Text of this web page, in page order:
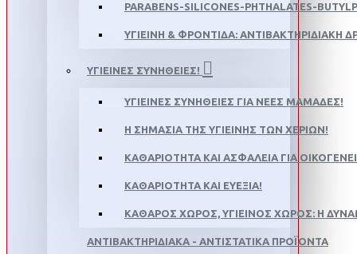
PARABENS-SILICONES-PHTHALATES-
ΥΓΙΕΙΝΉ & ΦΡΟΝΤΊΔΑ: ΑΝΤΙΒΑΚΤΗΡΙΔΙΑΚΉ
ΥΓΙΕΙΝΈΣ ΣΥΝΉΘΕΙΕΣ!
ΥΓΙΕΙΝΈΣ ΣΥΝΉΘΕΙΕΣ ΓΙΑ ΝΈΕΣ ΜΑΜΆΔΕΣ!
Η ΣΗΜΑΣΊΑ ΤΗΣ ΥΓΙΕΙΝΉΣ ΤΩΝ ΧΕΡΙΏΝ!
ΚΑΘΑΡΙΌΤΗΤΑ ΚΑΙ ΑΣΦΆΛΕΙΑ ΓΙΑ
ΚΑΘΑΡΙΌΤΗΤΑ ΚΑΙ ΕΥΕΞΊΑ!
ΚΑΘΑΡΌΣ ΧΏΡΟΣ, ΥΓΙΕΙΝΌΣ ΧΏΡΟΣ: Η
ΑΝΤΙΒΑΚΤΗΡΙΔΙΑΚΆ - ΑΝΤΙΣΤΑΤΙΚΆ ΠΡΟΪΌΝΤΑ